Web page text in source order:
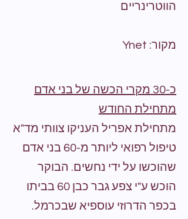
הווטרינריים
מקור: Ynet
כ-30 מקרי הכשה של בני אדם
מתחילת החודש
מתחילת אפריל העניקו צוותי מד"א
טיפול רפואי ליותר מ-60 בני אדם
שהוכשו על ידי נחשים. הבוקר
הוכש ע"י צפע גבר כבן 60 בביתו
בכפר הדרוזי עוספיא שבכרמל.